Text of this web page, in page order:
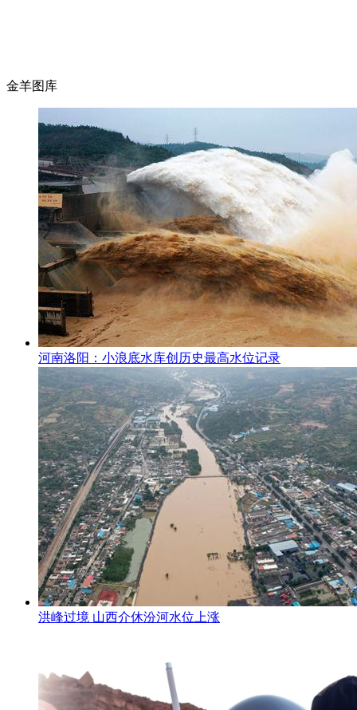
金羊图库
河南洛阳：小浪底水库创历史最高水位记录
洪峰过境 山西介休汾河水位上涨